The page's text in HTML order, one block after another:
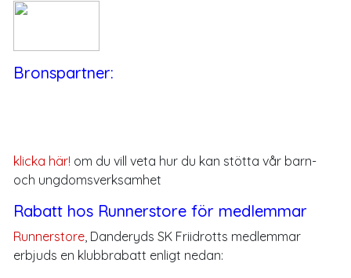
Bronspartner:
klicka här! om du vill veta hur du kan stötta vår barn-
och ungdomsverksamhet
Rabatt hos Runnerstore för medlemmar
Runnerstore , Danderyds SK Friidrotts medlemmar
erbjuds en klubbrabatt enligt nedan: